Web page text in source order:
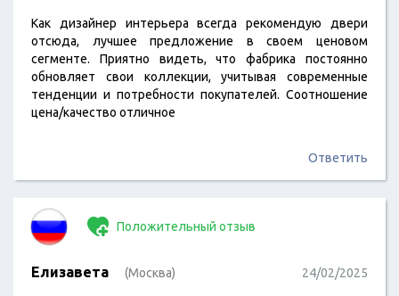
Как дизайнер интерьера всегда рекомендую двери
отсюда, лучшее предложение в своем ценовом
сегменте. Приятно видеть, что фабрика постоянно
обновляет свои коллекции, учитывая современные
тенденции и потребности покупателей. Соотношение
цена/качество отличное
Ответить
Положительный отзыв
Елизавета (Москва) 24/02/2025